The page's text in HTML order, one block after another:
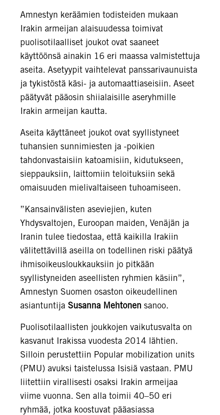
Amnestyn keräämien todisteiden mukaan
Irakin armeijan alaisuudessa toimivat
puolisotilaalliset joukot ovat saaneet
käyttöönsä ainakin 16 eri maassa valmistettuja
aseita. Asetyypit vaihtelevat panssarivaunuista
ja tykistöstä käsi- ja automaattiaseisiin. Aseet
päätyvät pääosin shiialaisille aseryhmille
Irakin armeijan kautta.
Aseita käyttäneet joukot ovat syyllistyneet
tuhansien sunnimiesten ja -poikien
tahdonvastaisiin katoamisiin, kidutukseen,
sieppauksiin, laittomiin teloituksiin sekä
omaisuuden mielivaltaiseen tuhoamiseen.
”Kansainvälisten aseviejien, kuten
Yhdysvaltojen, Euroopan maiden, Venäjän ja
Iranin tulee tiedostaa, että kaikilla Irakiin
välitettävillä aseilla on todellinen riski päätyä
ihmisoikeusloukkauksiin jo pitkään
syyllistyneiden aseellisten ryhmien käsiin”,
Amnestyn Suomen osaston oikeudellinen
asiantuntija Susanna Mehtonen sanoo.
Puolisotilaallisten joukkojen vaikutusvalta on
kasvanut Irakissa vuodesta 2014 lähtien.
Silloin perustettiin Popular mobilization units
(PMU) avuksi taistelussa Isisiä vastaan. PMU
liitettiin virallisesti osaksi Irakin armeijaa
viime vuonna. Sen alla toimii 40–50 eri
ryhmää, jotka koostuvat pääasiassa